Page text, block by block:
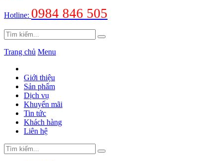
Hotline: 0984 846 505
Trang chủ Menu
Giới thiệu
Sản phẩm
Dịch vụ
Khuyến mãi
Tin tức
Khách hàng
Liên hệ